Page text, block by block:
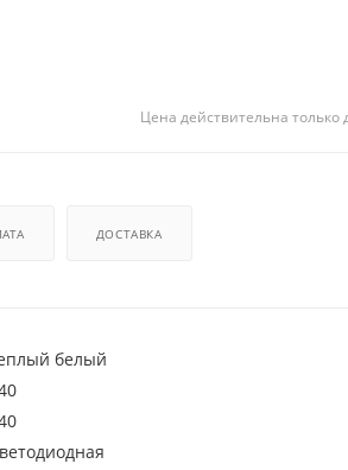
Цена действительна
ДОСТАВКА
белый